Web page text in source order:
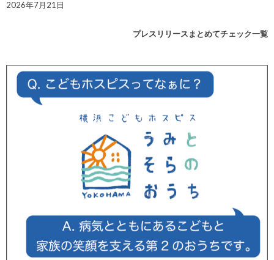
2026年7月21日
プレスリリースまとめてチェック一覧